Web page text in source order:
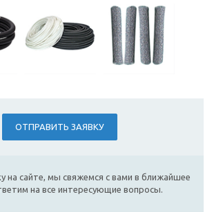
ОТПРАВИТЬ ЗАЯВКУ
на сайте, мы свяжемся с вами в ближайшее
на все интересующие вопросы.